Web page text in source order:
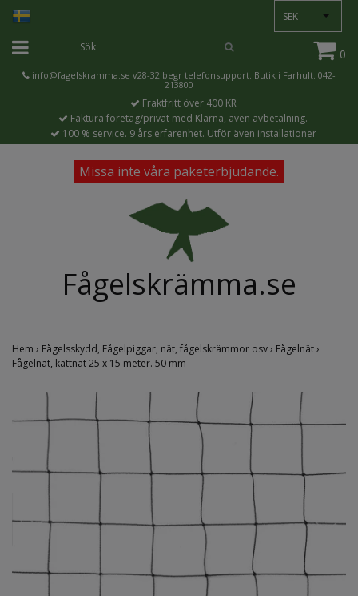
SEK
0
info@fagelskramma.se v28-32 begr telefonsupport. Butik i Farhult. 042-
213800
Fraktfritt över 400 KR
Faktura företag/privat med Klarna, även avbetalning.
100 % service. 9 års erfarenhet. Utför även installationer
Missa inte våra paketerbjudande.
Fågelskrämma.se
Hem › Fågelsskydd, Fågelpiggar, nät, fågelskrämmor osv› Fågelnät›
Fågelnät, kattnät 25 x 15 meter. 50 mm